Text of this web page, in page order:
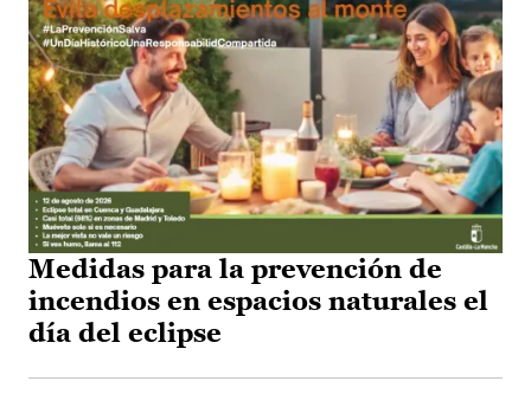
Medidas para la prevención de
incendios en espacios naturales el
día del eclipse